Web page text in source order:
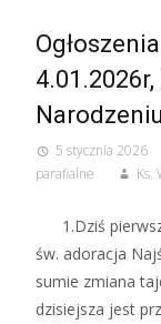
5 stycznia 2026
parafialne
Ks.
1.Dziś
św. adoracja
sumie zmiana
dzisiejsza jest